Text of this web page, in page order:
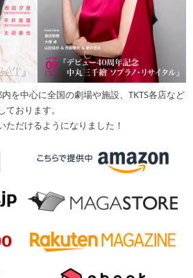
を中心に全国の劇場や施設、TKTS各店など
おります。
ただけるようになりました！